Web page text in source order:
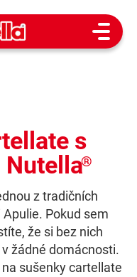
Open
s
Nutella®
z tradičních
Pokud sem
že si bez nich
žádné domácnosti.
sušenky cartellate